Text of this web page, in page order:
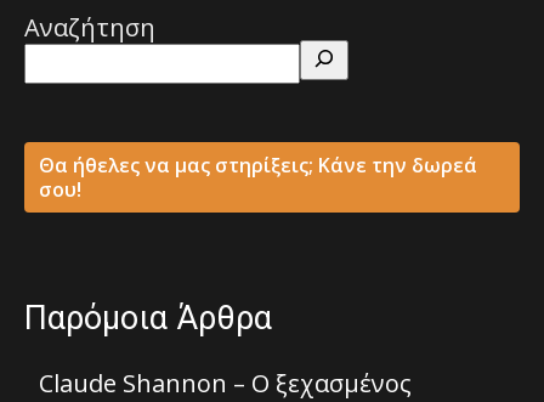
Αναζήτηση
Θα ήθελες να μας στηρίξεις; Κάνε την δωρεά
σου!
Παρόμοια Άρθρα
Claude Shannon – Ο ξεχασμένος